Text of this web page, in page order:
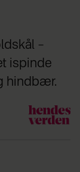
–
ispinde
hindbær.